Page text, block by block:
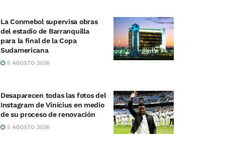
La Conmebol supervisa obras
del estadio de Barranquilla
para la final de la Copa
Sudamericana
5 AGOSTO 2026
Desaparecen todas las fotos del
Instagram de Vinícius en medio
de su proceso de renovación
5 AGOSTO 2026